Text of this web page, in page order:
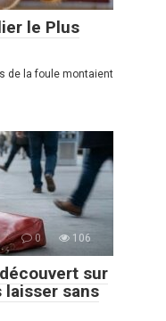
le Plus
de la foule montaient
0 106
sur
laisser sans